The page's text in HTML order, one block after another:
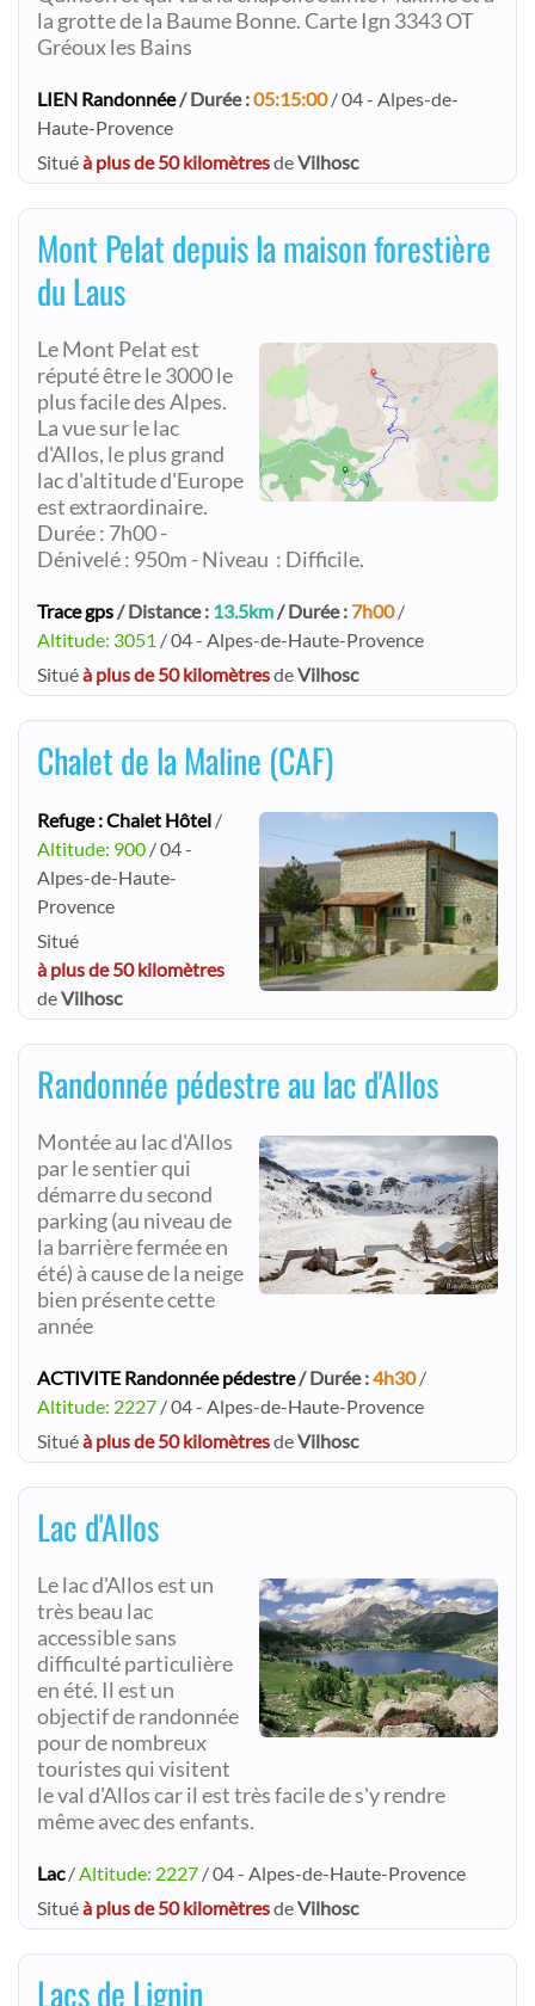
la grotte de la Baume Bonne. Carte Ign 3343 OT
Gréoux les Bains
LIEN Randonnée/ Durée :05:15:00/ 04 - Alpes-de-
Haute-Provence
Situéà plus de 50 kilomètresdeVilhosc
Mont Pelat depuis la maison forestière
du Laus
Le Mont Pelat est
réputé être le 3000 le
plus facile des Alpes.
La vue sur le lac
d'Allos, le plus grand
lac d'altitude d'Europe
est extraordinaire.
Durée : 7h00 -
Dénivelé : 950m - Niveau : Difficile.
Trace gps / Distance : 13.5km / Durée : 7h00/
Altitude: 3051 / 04 - Alpes-de-Haute-Provence
Situéà plus de 50 kilomètresdeVilhosc
Chalet de la Maline (CAF)
Refuge : Chalet Hôtel /
Altitude: 900 / 04 -
Alpes-de-Haute-
Provence
Situé
à plus de 50 kilomètres
deVilhosc
Randonnée pédestre au lac d'Allos
Montée au lac d'Allos
par le sentier qui
démarre du second
parking (au niveau de
la barrière fermée en
été) à cause de la neige
bien présente cette
année
ACTIVITE Randonnée pédestre/ Durée :4h30/
Altitude: 2227 / 04 - Alpes-de-Haute-Provence
Situéà plus de 50 kilomètresdeVilhosc
Lac d'Allos
Le lac d'Allos est un
très beau lac
accessible sans
difficulté particulière
en été. Il est un
objectif de randonnée
pour de nombreux
touristes qui visitent
le val d'Allos car il est très facile de s'y rendre
même avec des enfants.
Lac/ Altitude: 2227 / 04 - Alpes-de-Haute-Provence
Situéà plus de 50 kilomètresdeVilhosc
Lacs de Lignin